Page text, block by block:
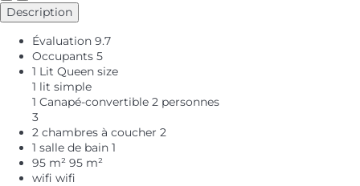
Description
Évaluation 9.7
Occupants 5
1 Lit Queen size
1 lit simple
1 Canapé-convertible 2 personnes
3
2 chambres à coucher 2
1 salle de bain 1
95 m² 95 m²
wifi wifi